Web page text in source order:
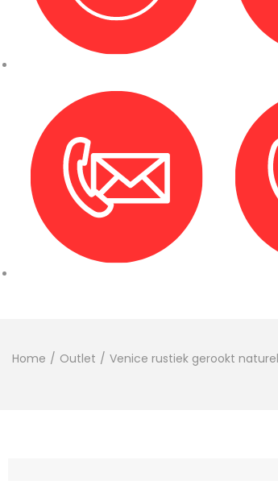
Home / Outlet / Venice rustiek gerookt naturel